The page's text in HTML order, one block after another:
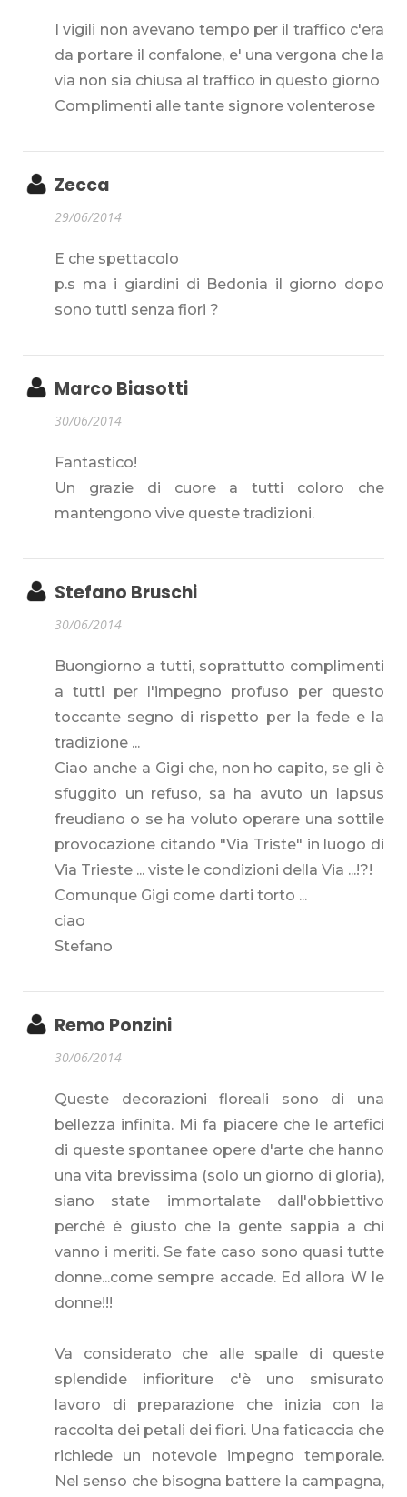
I vigili non avevano tempo per il traffico c'era
da portare il confalone, e' una vergona che la
via non sia chiusa al traffico in questo giorno
Complimenti alle tante signore volenterose
Zecca
29/06/2014
E che spettacolo
p.s ma i giardini di Bedonia il giorno dopo
sono tutti senza fiori ?
Marco Biasotti
30/06/2014
Fantastico!
Un grazie di cuore a tutti coloro che
mantengono vive queste tradizioni.
Stefano Bruschi
30/06/2014
Buongiorno a tutti, soprattutto complimenti
a tutti per l'impegno profuso per questo
toccante segno di rispetto per la fede e la
tradizione ...
Ciao anche a Gigi che, non ho capito, se gli è
sfuggito un refuso, sa ha avuto un lapsus
freudiano o se ha voluto operare una sottile
provocazione citando "Via Triste" in luogo di
Via Trieste ... viste le condizioni della Via ...!?!
Comunque Gigi come darti torto ...
ciao
Stefano
Remo Ponzini
30/06/2014
Queste decorazioni floreali sono di una
bellezza infinita. Mi fa piacere che le artefici
di queste spontanee opere d'arte che hanno
una vita brevissima (solo un giorno di gloria),
siano state immortalate dall'obbiettivo
perchè è giusto che la gente sappia a chi
vanno i meriti. Se fate caso sono quasi tutte
donne...come sempre accade. Ed allora W le
donne!!!
Va considerato che alle spalle di queste
splendide infioriture c'è uno smisurato
lavoro di preparazione che inizia con la
raccolta dei petali dei fiori. Una faticaccia che
richiede un notevole impegno temporale.
Nel senso che bisogna battere la campagna,